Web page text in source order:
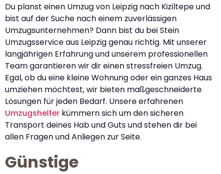
Du planst einen Umzug von Leipzig nach Kiziltepe und
bist auf der Suche nach einem zuverlässigen
Umzugsunternehmen? Dann bist du bei Stein
Umzugsservice aus Leipzig genau richtig. Mit unserer
langjährigen Erfahrung und unserem professionellen
Team garantieren wir dir einen stressfreien Umzug.
Egal, ob du eine kleine Wohnung oder ein ganzes Haus
umziehen möchtest, wir bieten maßgeschneiderte
Lösungen für jeden Bedarf. Unsere erfahrenen
Umzugshelfer kümmern sich um den sicheren
Transport deines Hab und Guts und stehen dir bei
allen Fragen und Anliegen zur Seite.
Günstige